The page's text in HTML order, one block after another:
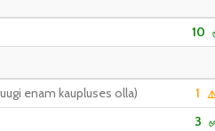
10
enam kaupluses olla)
1
3